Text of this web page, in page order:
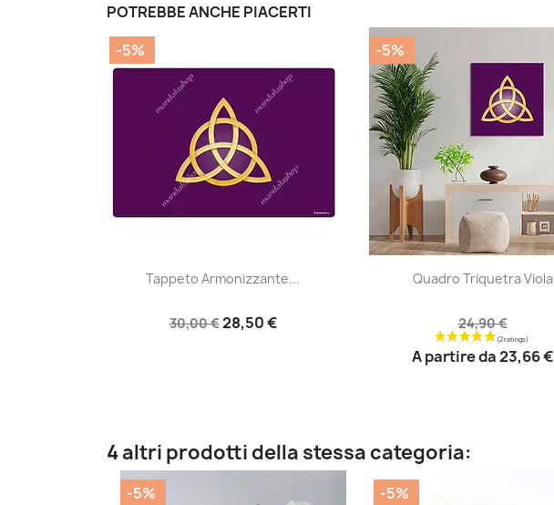
POTREBBE ANCHE PIACERTI
| 
Tappeto Armonizzante...
30,00 €28,50 €
-5%
| 
Quadro Triquetra Viola
24,90 €
A partire da23,66 €
-5%
4 altri prodotti della stessa categoria:
-5% -5%